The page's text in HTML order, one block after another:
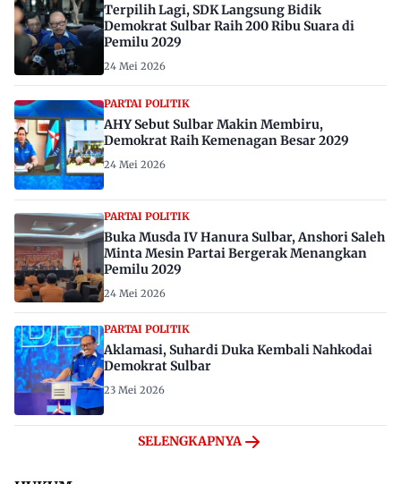
Terpilih Lagi, SDK Langsung Bidik
Demokrat Sulbar Raih 200 Ribu Suara di
Pemilu 2029
24 Mei 2026
PARTAI POLITIK
AHY Sebut Sulbar Makin Membiru,
Demokrat Raih Kemenagan Besar 2029
24 Mei 2026
PARTAI POLITIK
Buka Musda IV Hanura Sulbar, Anshori Saleh
Minta Mesin Partai Bergerak Menangkan
Pemilu 2029
24 Mei 2026
PARTAI POLITIK
Aklamasi, Suhardi Duka Kembali Nahkodai
Demokrat Sulbar
23 Mei 2026
SELENGKAPNYA